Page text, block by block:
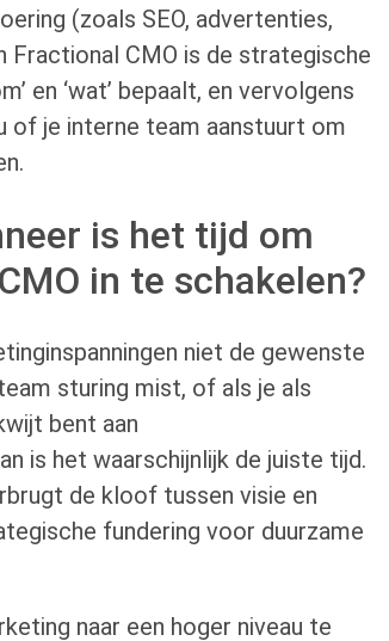
(zoals SEO, advertenties,
Fractional CMO is de strategische
en ‘wat’ bepaalt, en vervolgens
of je interne team aanstuurt om
is het tijd om
in te schakelen?
niet de gewenste
sturing mist, of als je als
bent aan
is het waarschijnlijk de juiste tijd.
de kloof tussen visie en
fundering voor duurzame
naar een hoger niveau te